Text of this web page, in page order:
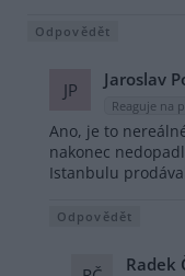
Odpovědět
JP Jaroslav
Reaguje na
Ano, je to
nakonec
Istanbulu
Odpovědět
Radek